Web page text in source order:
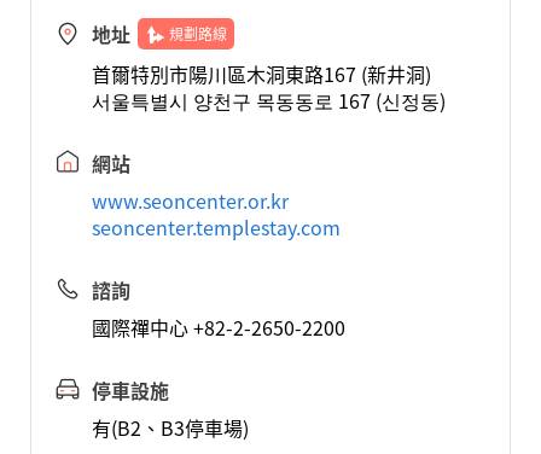
地址 規劃路線
首爾特別市陽川區木洞東路167 (新井洞)
서울특별시 양천구 목동동로 167 (신정동)
網站
www.seoncenter.or.kr
seoncenter.templestay.com
諮詢
國際禪中心 +82-2-2650-2200
停車設施
有(B2、B3停車場)